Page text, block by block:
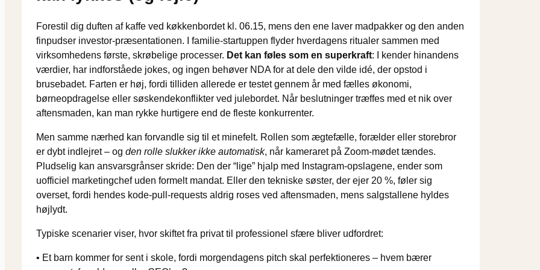
Forestil dig duften af kaffe ved køkkenbordet kl. 06.15, mens den ene laver madpakker og den anden
finpudser investor-præsentationen. I familie-startuppen flyder hverdagens ritualer sammen med
virksomhedens første, skrøbelige processer. Det kan føles som en superkraft: I kender hinandens
værdier, har indforståede jokes, og ingen behøver NDA for at dele den vilde idé, der opstod i
brusebadet. Farten er høj, fordi tilliden allerede er testet gennem år med fælles økonomi,
børneopdragelse eller søskendekonflikter ved julebordet. Når beslutninger træffes med et nik over
aftensmaden, kan man rykke hurtigere end de fleste konkurrenter.
Men samme nærhed kan forvandle sig til et minefelt. Rollen som ægtefælle, forælder eller storebror
er dybt indlejret – og den rolle slukker ikke automatisk, når kameraret på Zoom-mødet tændes.
Pludselig kan ansvarsgrånser skride: Den der “lige” hjalp med Instagram-opslagene, ender som
uofficiel marketingchef uden formelt mandat. Eller den tekniske søster, der ejer 20 %, føler sig
overset, fordi hendes kode-pull-requests aldrig roses ved aftensmaden, mens salgstallene hyldes
højlydt.
Typiske scenarier viser, hvor skiftet fra privat til professionel sfære bliver udfordret:
• Et barn kommer for sent i skole, fordi morgendagens pitch skal perfektioneres – hvem bærer